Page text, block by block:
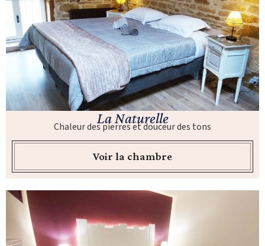
La Naturelle
Chaleur des pierres et douceur des tons
Voir la chambre